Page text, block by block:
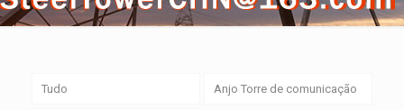
Tudo Anjo Torre de comunicação